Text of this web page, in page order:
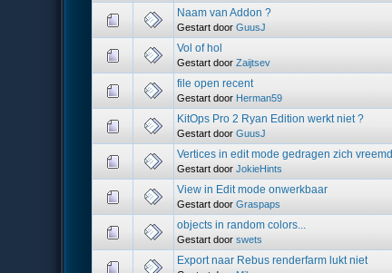
Naam van Addon ?
Gestart doorGuusJ
Vol of hol
Gestart doorZaijtsev
file open recent
Gestart doorHerman59
KitOps Pro 2 Ryan Edition werkt niet ?
Gestart doorGuusJ
Vertices in edit mode gedragen zich vreemd
Gestart doorJokieHints
View in Edit mode onwerkbaar
Gestart doorGraspaps
objects in random colors...
Gestart doorswets
Export naar Rebus renderfarm lukt niet